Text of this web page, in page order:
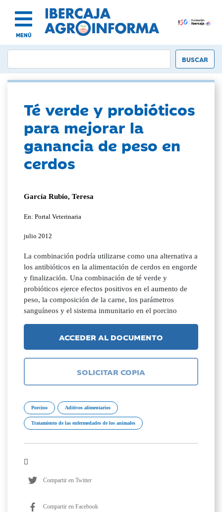
MENÚ
Té verde y probióticos
para mejorar la
ganancia de peso en
cerdos
García Rubio, Teresa
En: Portal Veterinaria
julio 2012
La combinación podría utilizarse como una alternativa a
los antibióticos en la alimentación de cerdos en engorde
y finalización. Una combinación de té verde y
probióticos ejerce efectos positivos en el aumento de
peso, la composición de la carne, los parámetros
sanguíneos y el sistema inmunitario en el porcino
ACCEDER AL DOCUMENTO
SOLICITAR COPIA
Porcino Aditivos alimentarios
Tratamiento de las enfermedades de los animales
Compartir en Twitter
Compartir en Facebook